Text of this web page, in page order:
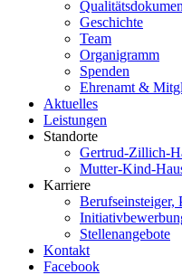
Geschichte
Team
Organigramm
Spenden
Ehrenamt &
Aktuelles
Leistungen
Standorte
Gertrud-Zillich-
Mutter-Kind-
Karriere
Berufseinsteiger,
Stellenangebote
Kontakt
Facebook